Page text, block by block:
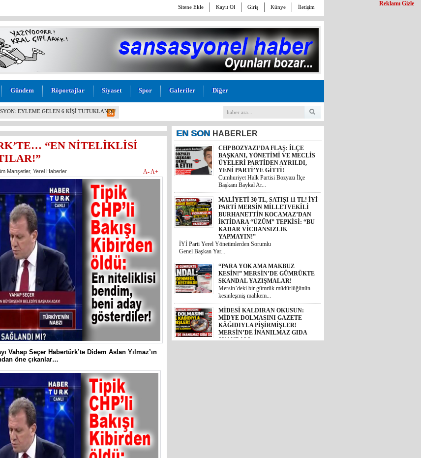
Sitene Ekle Kayıt Ol Giriş Künye İletişim
Gündem Röportajlar Siyaset Spor Galeriler Diğer
VE MECLİS ÜYELERİ PARTİDEN
“EN NİTELİKLİSİ
Manşetler, Yerel Haberler A-A+
Vahap Seçer Habertürk’te Didem Aslan Yılmaz’ın
öne çıkanlar…
EN SON HABERLER
CHP BOZYAZI’DA FLAŞ: İLÇE
BAŞKANI, YÖNETİMİ VE MECLİS
ÜYELERİ PARTİDEN AYRILDI,
YENİ PARTİ’YE GİTTİ!
Cumhuriyet Halk Partisi Bozyazı İlçe
Başkanı Baykal Ar...
MALİYETİ 30 TL, SATIŞI 11 TL! İYİ
PARTİ MERSİN MİLLETVEKİLİ
BURHANETTİN KOCAMAZ’DAN
İKTİDARA “ÜZÜM” TEPKİSİ: “BU
KADAR VİCDANSIZLIK
YAPMAYIN!”
İYİ Parti Yerel Yönetimlerden Sorumlu
Genel Başkan Yar...
“PARA YOK AMA MAKBUZ
KESİN!” MERSİN’DE GÜMRÜKTE
SKANDAL YAZIŞMALAR!
Mersin’deki bir gümrük müdürlüğünün
kesinleşmiş mahkem...
MİDESİ KALDIRAN OKUSUN:
MİDYE DOLMASINI GAZETE
KÂĞIDIYLA PİŞİRMİŞLER!
MERSİN’DE İNANILMAZ GIDA
SKANDALI
Mersin’in Akdeniz ilçesinde halk sağlığını
hiçe sayan ...
İYİ PARTİLİ BURHANETTİN
KOCAMAZ’DAN TBMM’DE
TARSUS ÇAĞRISI: “TARİHİ
ESERLER AİT OLDUĞU
Reklamı Gizle